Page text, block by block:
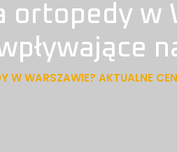
ortopedy w
W WARSZAWIE? AKTUALNE